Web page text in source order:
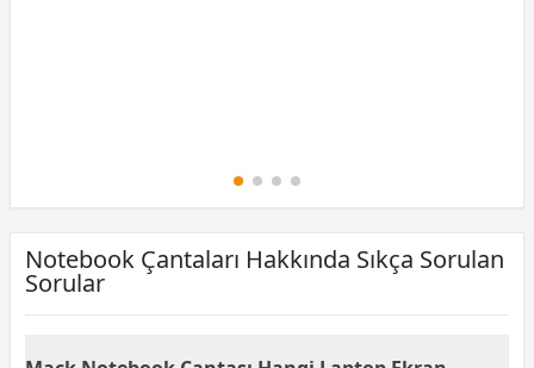
Notebook Çantaları Hakkında Sıkça Sorulan
Sorular